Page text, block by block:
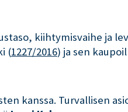
kiihtymisvaihe ja
(1227/2016) ja sen
kanssa. Turvallisen